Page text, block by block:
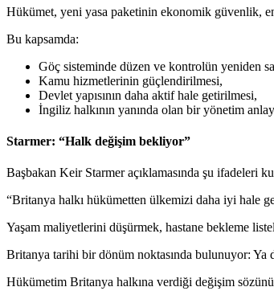
Hükümet, yeni yasa paketinin ekonomik güvenlik,
Bu kapsamda:
Göç sisteminde düzen ve kontrolün yeniden
Kamu hizmetlerinin güçlendirilmesi,
Devlet yapısının daha aktif hale getirilmesi,
İngiliz halkının yanında olan bir yönetim
Starmer: “Halk değişim bekliyor”
Başbakan Keir Starmer açıklamasında şu ifadeleri
“Britanya halkı hükümetten ülkemizi daha iyi hale
Yaşam maliyetlerini düşürmek, hastane bekleme
Britanya tarihi bir dönüm noktasında bulunuyor: Ya
Hükümetim Britanya halkına verdiği değişim